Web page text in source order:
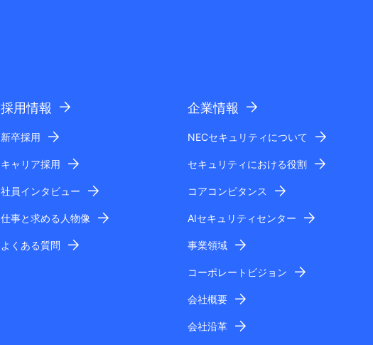
採用情報
新卒採用
キャリア採用
社員インタビュー
仕事と求める人物像
よくある質問
企業情報
NECセキュリティについて
セキュリティにおける役割
コアコンピタンス
AIセキュリティセンター
事業領域
コーポレートビジョン
会社概要
会社沿革